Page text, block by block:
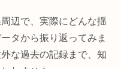
辺で、実際にどんな揺
タから振り返ってみま
な過去の記録まで、知